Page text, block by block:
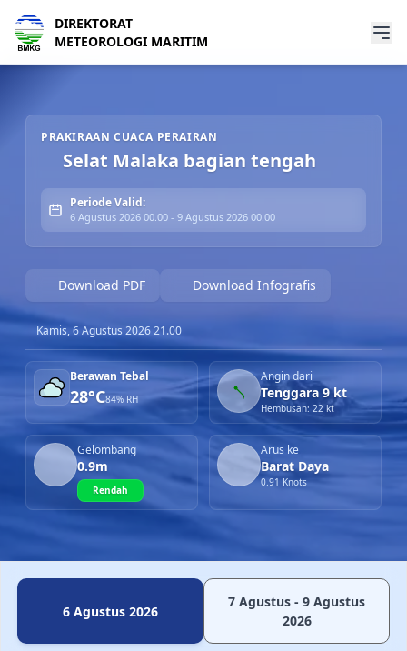
DIREKTORAT
METEOROLOGI MARITIM
Prakiraan Cuaca Perairan Selat Malaka bagian tengah
PRAKIRAAN CUACA PERAIRAN
Selat Malaka bagian tengah
Periode Valid:
6 Agustus 2026 00.00 - 9 Agustus 2026 00.00
Download PDF Download Infografis
Kamis, 6 Agustus 2026 21.00
Berawan Tebal
28°C84% RH
Angin dari
Tenggara 9 kt
Hembusan: 22 kt
Gelombang
0.9m
Rendah
Arus ke
Barat Daya
0.91 Knots
6 Agustus 2026
7 Agustus - 9 Agustus
2026